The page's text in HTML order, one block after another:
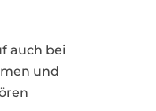
auch bei
und